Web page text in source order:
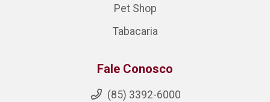
Pet Shop
Tabacaria
Fale Conosco
(85) 3392-6000